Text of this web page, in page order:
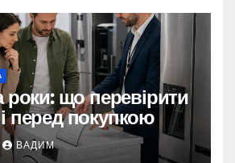
роки: що перевірити
перед покупкою
ВАДИМ